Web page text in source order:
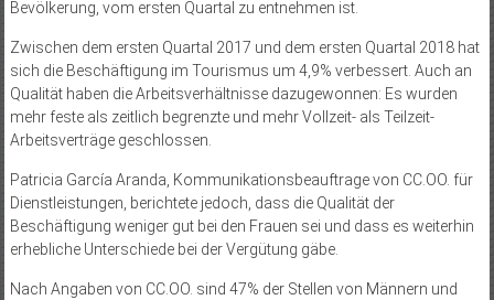
Bevölkerung, vom ersten Quartal zu entnehmen ist.
Zwischen dem ersten Quartal 2017 und dem ersten Quartal 2018 hat
sich die Beschäftigung im Tourismus um 4,9% verbessert. Auch an
Qualität haben die Arbeitsverhältnisse dazugewonnen: Es wurden
mehr feste als zeitlich begrenzte und mehr Vollzeit- als Teilzeit-
Arbeitsverträge geschlossen.
Patricia García Aranda, Kommunikationsbeauftrage von CC.OO. für
Dienstleistungen, berichtete jedoch, dass die Qualität der
Beschäftigung weniger gut bei den Frauen sei und dass es weiterhin
erhebliche Unterschiede bei der Vergütung gäbe.
Nach Angaben von CC.OO. sind 47% der Stellen von Männern und